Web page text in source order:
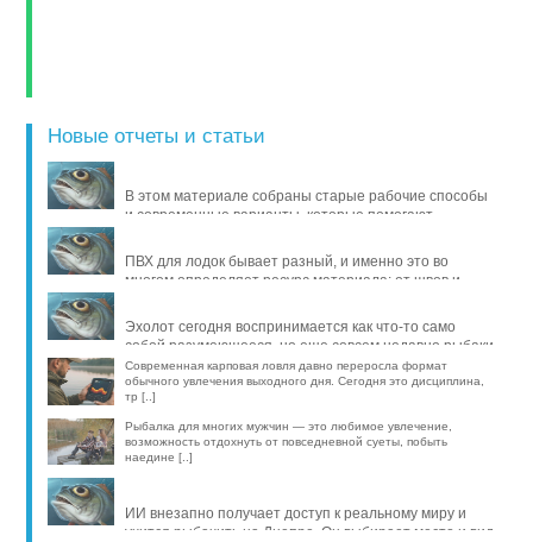
Новые отчеты и статьи
В этом материале собраны старые рабочие способы
и современные варианты, которые помогают
ПВХ для лодок бывает разный, и именно это во
многом определяет ресурс материала: от швов и
Эхолот сегодня воспринимается как что-то само
собой разумеющееся, но еще совсем недавно рыбаки
обходились б [..]
Современная карповая ловля давно переросла формат
обычного увлечения выходного дня. Сегодня это дисциплина,
тр [..]
Рыбалка для многих мужчин — это любимое увлечение,
возможность отдохнуть от повседневной суеты, побыть
наедине [..]
ИИ внезапно получает доступ к реальному миру и
учится рыбачить на Днепре. Он выбирает место и вид